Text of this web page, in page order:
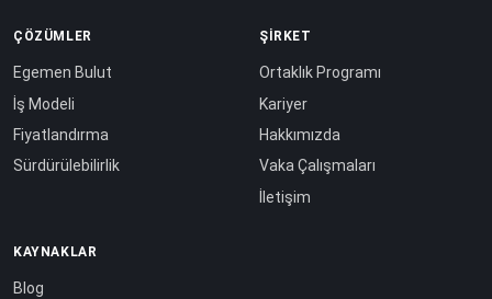
ÇÖZÜMLER
Egemen Bulut
İş Modeli
Fiyatlandırma
Sürdürülebilirlik
ŞIRKET
Ortaklık Programı
Kariyer
Hakkımızda
Vaka Çalışmaları
İletişim
KAYNAKLAR
Blog